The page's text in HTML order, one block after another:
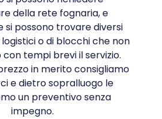
della rete fognaria, e
si possono trovare diversi
o di blocchi che non
tempi brevi il servizio.
in merito consigliamo
e dietro sopralluogo le
un preventivo senza
impegno.